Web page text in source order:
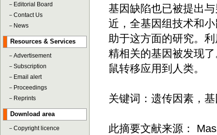
－ Editorial Board
－ Contact Us
－ News
Resources & Services
－ Advertisement
－ Subscription
－ Email alert
－ Proceedings
－ Reprints
Download area
－ Copyright licence
基因缺陷也已被提出
近，全基因组技术和
助于这方面的研究。
精相关的基因被发现
鼠转移应用到人类。
关键词：遗传因素，
此摘要文献来源：